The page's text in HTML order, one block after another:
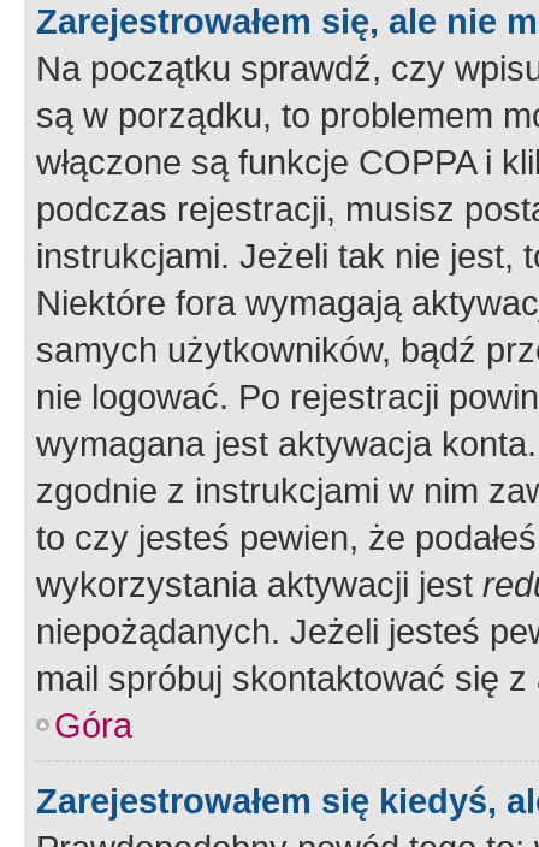
Zarejestrowałem się, ale nie
Na początku sprawdź, czy
są w porządku, to problemem
włączone są funkcje COPPA i
podczas rejestracji, musisz
instrukcjami. Jeżeli tak nie jest,
Niektóre fora wymagają
samych użytkowników, bądź
nie logować. Po rejestracji
wymagana jest aktywacja
zgodnie z instrukcjami w nim
to czy jesteś pewien, że
wykorzystania aktywacji jest
niepożądanych. Jeżeli jesteś
mail spróbuj skontaktować się
Góra
Zarejestrowałem się kiedyś,